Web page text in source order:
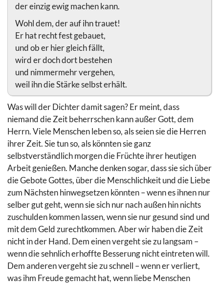
der einzig ewig machen kann.
Wohl dem, der auf ihn trauet!
Er hat recht fest gebauet,
und ob er hier gleich fällt,
wird er doch dort bestehen
und nimmermehr vergehen,
weil ihn die Stärke selbst erhält.
Was will der Dichter damit sagen? Er meint, dass
niemand die Zeit beherrschen kann außer Gott, dem
Herrn. Viele Menschen leben so, als seien sie die Herren
ihrer Zeit. Sie tun so, als könnten sie ganz
selbstverständlich morgen die Früchte ihrer heutigen
Arbeit genießen. Manche denken sogar, dass sie sich über
die Gebote Gottes, über die Menschlichkeit und die Liebe
zum Nächsten hinwegsetzen könnten – wenn es ihnen nur
selber gut geht, wenn sie sich nur nach außen hin nichts
zuschulden kommen lassen, wenn sie nur gesund sind und
mit dem Geld zurechtkommen. Aber wir haben die Zeit
nicht in der Hand. Dem einen vergeht sie zu langsam –
wenn die sehnlich erhoffte Besserung nicht eintreten will.
Dem anderen vergeht sie zu schnell – wenn er verliert,
was ihm Freude gemacht hat, wenn liebe Menschen